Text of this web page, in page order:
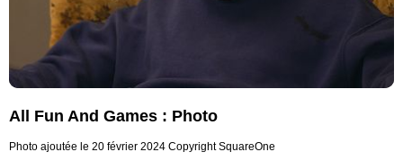
All Fun And Games : Photo
Photo ajoutée le 20 février 2024 Copyright SquareOne